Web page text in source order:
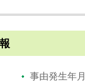
事由発生年